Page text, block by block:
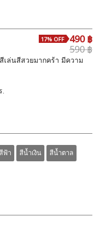
590 ฿
490 ฿
17% OFF
ล่นสีสวยมากคร้า มีความ
.
สีฟ้า สีน้ำเงิน สีน้ำตาล